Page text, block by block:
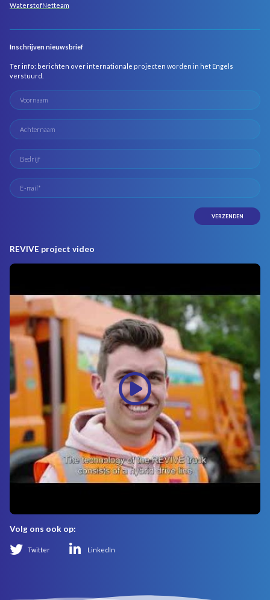
WaterstofNetteam
Inschrijven nieuwsbrief
Ter info: berichten over internationale projecten worden in het Engels
verstuurd.
REVIVE project video
Volg ons ook op:
Twitter LinkedIn